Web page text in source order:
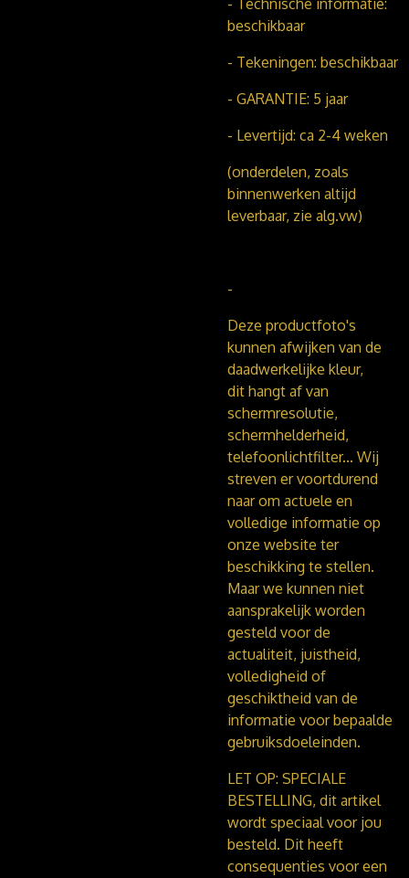
- Technische informatie:
beschikbaar
- Tekeningen: beschikbaar
- GARANTIE: 5 jaar
- Levertijd: ca 2-4 weken
(onderdelen, zoals
binnenwerken altijd
leverbaar, zie alg.vw)
-
Deze productfoto's
kunnen afwijken van de
daadwerkelijke kleur,
dit hangt af van
schermresolutie,
schermhelderheid,
telefoonlichtfilter... Wij
streven er voortdurend
naar om actuele en
volledige informatie op
onze website ter
beschikking te stellen.
Maar we kunnen niet
aansprakelijk worden
gesteld voor de
actualiteit, juistheid,
volledigheid of
geschiktheid van de
informatie voor bepaalde
gebruiksdoeleinden.
LET OP: SPECIALE
BESTELLING, dit artikel
wordt speciaal voor jou
besteld. Dit heeft
consequenties voor een